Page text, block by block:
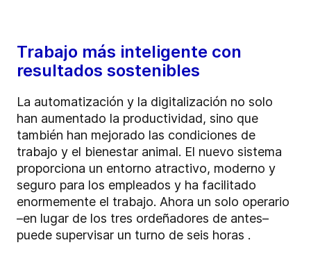
Trabajo más inteligente con
resultados sostenibles
La automatización y la digitalización no solo
han aumentado la productividad, sino que
también han mejorado las condiciones de
trabajo y el bienestar animal. El nuevo sistema
proporciona un entorno atractivo, moderno y
seguro para los empleados y ha facilitado
enormemente el trabajo. Ahora un solo operario
–en lugar de los tres ordeñadores de antes–
puede supervisar un turno de seis horas .